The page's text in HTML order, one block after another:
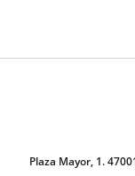
Plaza Mayor, 1.